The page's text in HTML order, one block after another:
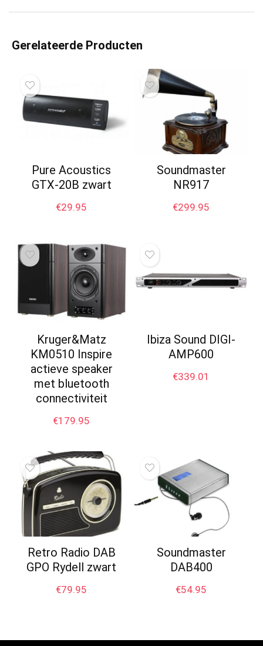
Gerelateerde Producten
Pure Acoustics
GTX-20B zwart
€29.95
Soundmaster
NR917
€299.95
Kruger&Matz
KM0510 Inspire
actieve speaker
met bluetooth
connectiviteit
€179.95
Ibiza Sound DIGI-
AMP600
€339.01
Retro Radio DAB
GPO Rydell zwart
€79.95
Soundmaster
DAB400
€54.95